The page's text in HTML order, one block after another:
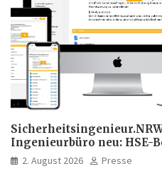
Ingenieurbüro neu: HSE-
hybrid und multimedial
2. August 2026
Presse